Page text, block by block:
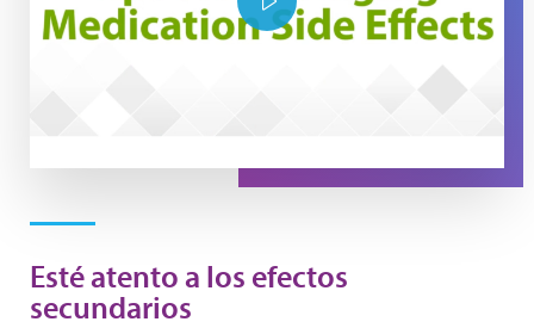
Play Video
Esté atento a los efectos
secundarios